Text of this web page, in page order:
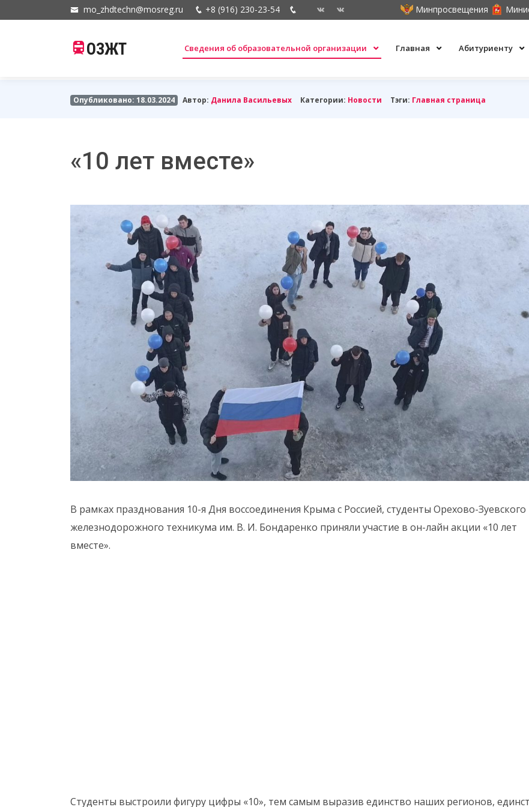
mo_zhdtechn@mosreg.ru +8 (916) 230-23-54 Минпросвещения
ОЗЖТ Сведения об образовательной организации Главная Абитуриенту
Опубликовано: 18.03.2024 Автор: Данила Васильевых Категории: Новости Тэги: Главная страница
«10 лет вместе»
В рамках празднования 10-я Дня воссоединения Крыма с Россией, студенты Орехово-Зуевского
железнодорожного техникума им. В. И. Бондаренко приняли участие в он-лайн акции «10 лет
вместе».
Студенты выстроили фигуру цифры «10», тем самым выразив единство наших регионов,